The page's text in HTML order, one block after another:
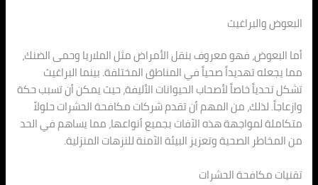
البعوض والبراغيث
أما البعوض، فهو معروف بنقل الأمراض مثل الملاريا وحمى الضنك،
مما يجعله تهديداً صحياً في المناطق المختلفة. بينما البراغيث
تشكل تحدياً خاصاً لأصحاب الحيوانات الأليفة، حيث يمكن أن تسبب حكة
وازعاجاً. لذلك، من المهم أن تقدم شركات مكافحة الحشرات حلولاً
متكاملة لمواجهة هذه الآفات بجميع أنواعها، مما يساهم في الحد
من المخاطر الصحية وتعزيز البيئة الآمنة للنزهات المنزلية.
تقنيات مكافحة الحشرات